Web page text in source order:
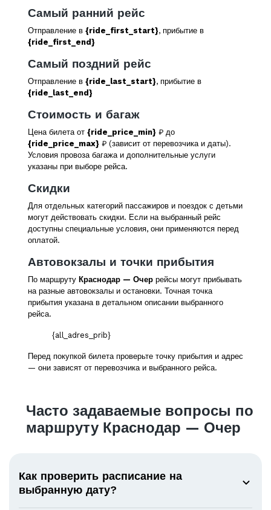
Самый ранний рейс
Отправление в {ride_first_start}, прибытие в
{ride_first_end}
Самый поздний рейс
Отправление в {ride_last_start}, прибытие в
{ride_last_end}
Стоимость и багаж
Цена билета от {ride_price_min} ₽ до
{ride_price_max} ₽ (зависит от перевозчика и даты).
Условия провоза багажа и дополнительные услуги
указаны при выборе рейса.
Скидки
Для отдельных категорий пассажиров и поездок с детьми
могут действовать скидки. Если на выбранный рейс
доступны специальные условия, они применяются перед
оплатой.
Автовокзалы и точки прибытия
По маршруту Краснодар — Очер рейсы могут прибывать
на разные автовокзалы и остановки. Точная точка
прибытия указана в детальном описании выбранного
рейса.
{all_adres_prib}
Перед покупкой билета проверьте точку прибытия и адрес
— они зависят от перевозчика и выбранного рейса.
Часто задаваемые вопросы по
маршруту Краснодар — Очер
Как проверить расписание на
выбранную дату?